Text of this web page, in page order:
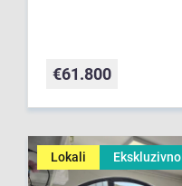
€61.800
Lokali Ekskluzivno